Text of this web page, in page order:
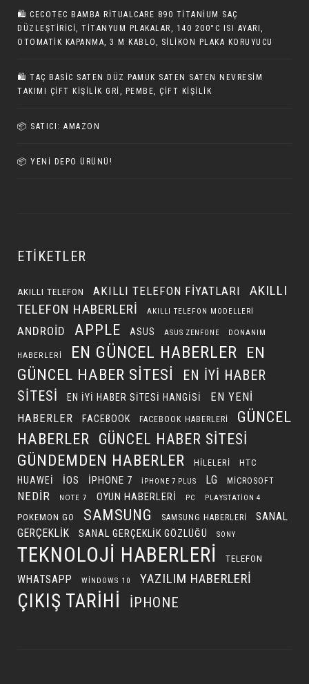
🛍️ CECOTEC BAMBA RITUALCARE 890 TITANIUM SAÇ
DÜZLEŞTIRICI, TITANYUM PLAKALAR, 140 200°C ISI AYARI,
OTOMATIK KAPANMA, 3 M KABLO, SILIKON PLAKA KORUYUCU
🛍️ TAÇ BASIC SATEN DÜZ PAMUK SATEN SATEN NEVRESIM
TAKIMI ÇIFT KIŞILIK GRI, PEMBE, ÇIFT KIŞILIK
📦 SATICI: AMAZON
📦 YENI DEPO ÜRÜNÜ!
ETIKETLER
AKILLI TELEFON AKILLI TELEFON FIYATLARI
AKILLI
TELEFON HABERLERI
AKILLI TELEFON MODELLERI
ANDROID APPLE ASUS ASUS ZENFONE DONANIM
HABERLERI EN GÜNCEL HABERLER EN
GÜNCEL HABER SITESI
EN IYI HABER
SITESI
EN IYI HABER SITESI HANGISI
EN YENI
HABERLER
FACEBOOK FACEBOOK HABERLERI
GÜNCEL
HABERLER
GÜNCEL HABER SITESI
GÜNDEMDEN HABERLER HILELERI HTC
HUAWEI IOS IPHONE 7 IPHONE 7 PLUS LG MICROSOFT
NEDIR NOTE 7 OYUN HABERLERI PC PLAYSTATION 4
POKEMON GO SAMSUNG SAMSUNG HABERLERI
SANAL
GERÇEKLIK
SANAL GERÇEKLIK GÖZLÜĞÜ SONY
TEKNOLOJI HABERLERI TELEFON
WHATSAPP WINDOWS 10 YAZILIM HABERLERI
ÇIKIŞ TARIHI İPHONE